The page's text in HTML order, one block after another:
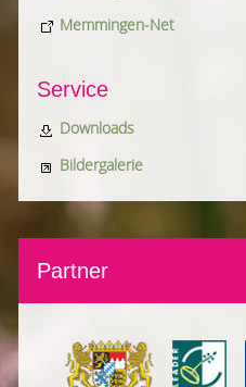
Memmingen-Net
Service
Downloads
Bildergalerie
Partner